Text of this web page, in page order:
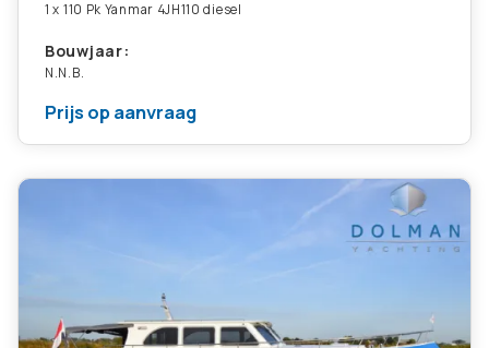
1 x 110 Pk Yanmar 4JH110 diesel
Bouwjaar:
N.N.B.
Prijs op aanvraag